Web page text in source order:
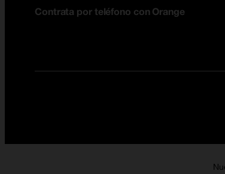
Contrata por teléfono con Orange